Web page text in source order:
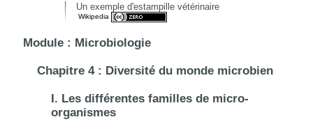
Un exemple d'estampille vétérinaire
Wikipedia
Module : Microbiologie
Chapitre 4 : Diversité du monde microbien
I. Les différentes familles de micro-
organismes